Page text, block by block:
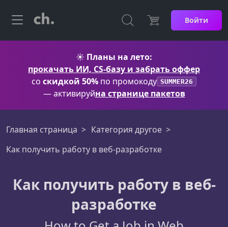
Войти
☀️ Планы на лето:
прокачать ИИ, CS-базу и забрать оффер
со скидкой 50% по промокоду SUMMER26
— активируйна странице пакетов
Главная страница
Категория другое
Как получить работу в веб-разработке
Как получить работу в веб-
разработке